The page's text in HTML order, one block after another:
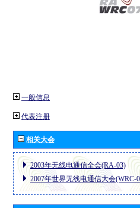
一般信息
代表注册
相关大会
2003年无线电通信全会(RA-03)
2007年世界无线电通信大会(WRC-